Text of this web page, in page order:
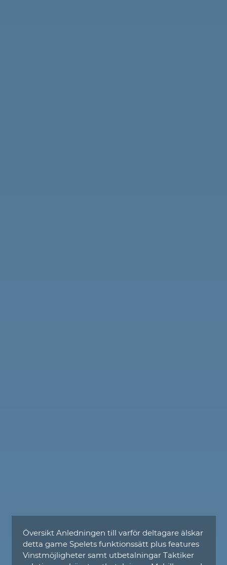
Översikt Anledningen till varför deltagare älskar
detta game Spelets funktionssätt plus features
Vinstmöjligheter samt utbetalningar Taktiker